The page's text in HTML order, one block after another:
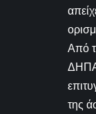
Από
ΔΗΠΑ
της